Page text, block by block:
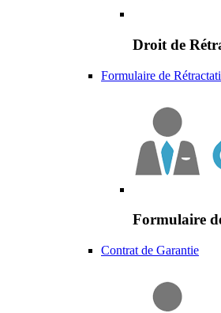
Droit de
Formulaire de
Formulaire
Contrat de Garantie